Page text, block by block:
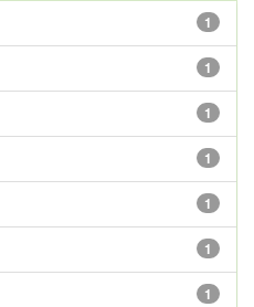
1
1
1
1
1
1
1